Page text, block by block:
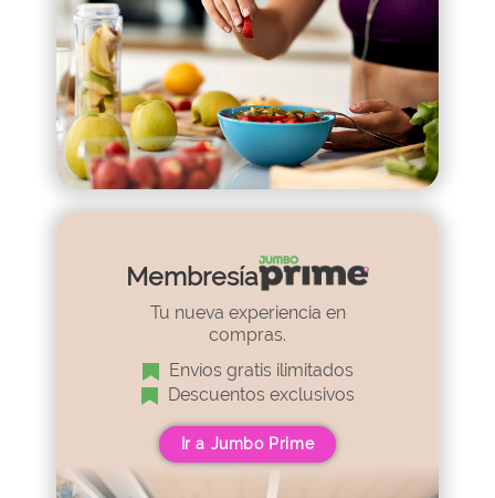
Membresía
Tu nueva experiencia en
compras.
Envíos gratis ilimitados
Descuentos exclusivos
Ir a Jumbo Prime